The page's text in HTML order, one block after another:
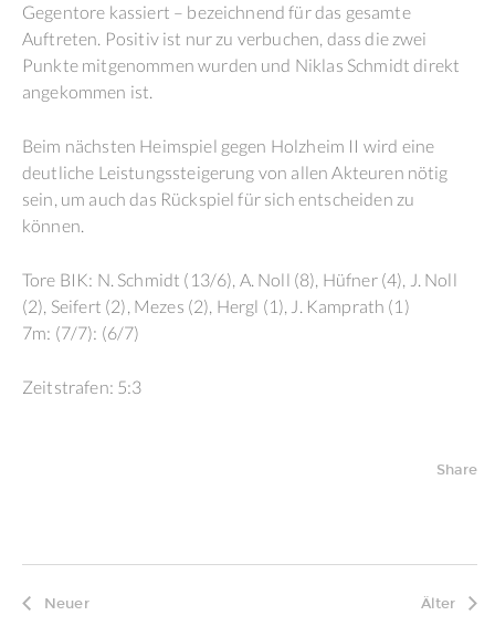
Gegentore kassiert – bezeichnend für das gesamte
Auftreten. Positiv ist nur zu verbuchen, dass die zwei
Punkte mitgenommen wurden und Niklas Schmidt direkt
angekommen ist.
Beim nächsten Heimspiel gegen Holzheim II wird eine
deutliche Leistungssteigerung von allen Akteuren nötig
sein, um auch das Rückspiel für sich entscheiden zu
können.
Tore BIK: N. Schmidt (13/6), A. Noll (8), Hüfner (4), J. Noll
(2), Seifert (2), Mezes (2), Hergl (1), J. Kamprath (1)
7m: (7/7): (6/7)
Zeitstrafen: 5:3
Share
Neuer Älter